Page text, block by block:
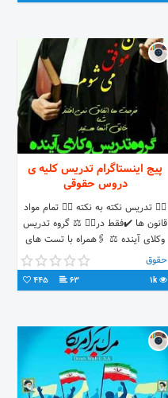
پیج اینستاگرام تدریس کلیه ی
دروس حقوقی
✍🏻 تدریس نکته به نکته 👈🏻 تمام مواد
قانون ها ✔️فقط در👇🏻 ⚖ گروه تدریس
وکلای آینده ⚖ 🖇همراه با تست های
کلیدی
حقوق
1k
63
445